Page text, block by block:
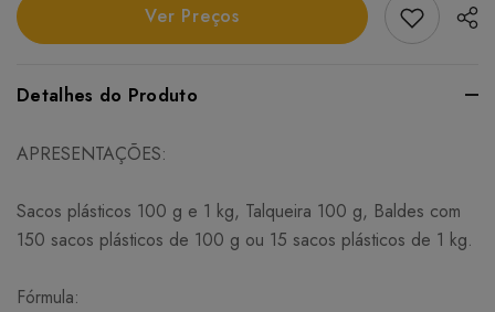
Ver Preços Add
Detalhes do Produto
APRESENTAÇÕES:
Sacos plásticos 100 g e 1 kg, Talqueira 100 g, Baldes com
150 sacos plásticos de 100 g ou 15 sacos plásticos de 1 kg.
Fórmula: